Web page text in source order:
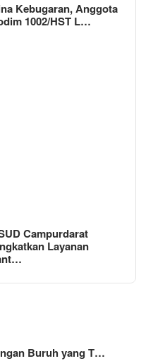
Kebugaran, Anggota
1002/HST L…
Campurdarat
Layanan
Buruh yang T…